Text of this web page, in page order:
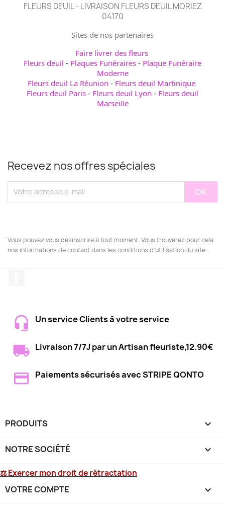
FLEURS DEUIL - LIVRAISON FLEURS DEUIL MORIEZ
04170
Sites de nos partenaires
Faire livrer des fleurs
Fleurs deuil - Plaques Funéraires - Plaque Funéraire
Moderne
Fleurs deuil La Réunion - Fleurs deuil Martinique
Fleurs deuil Paris - Fleurs deuil Lyon - Fleurs deuil
Marseille
Recevez nos offres spéciales
Vous pouvez vous désinscrire à tout moment. Vous trouverez pour cela
nos informations de contact dans les conditions d'utilisation du site.
Un service Clients à votre service
Livraison 7/7J par un Artisan fleuriste,12.90€
Paiements sécurisés avec STRIPE QONTO
PRODUITS 
NOTRE SOCIÉTÉ 
⚖ Exercer mon droit de rétractation
VOTRE COMPTE 